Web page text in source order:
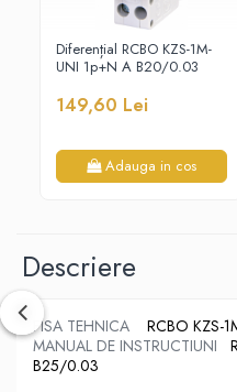
Diferențial RCBO KZS-1M-
UNI 1p+N A B20/0.03
149,60 Lei
Adauga in cos
Descriere
FISA TEHNICA RCBO KZS-
MANUAL DE INSTRUCTIUNI
B25/0.03